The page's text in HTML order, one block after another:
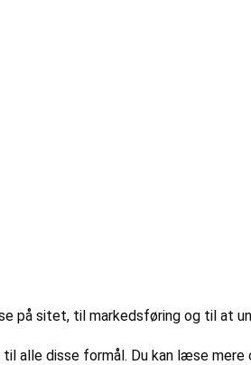
på sitet, til markedsføring og til at
alle disse formål. Du kan læse